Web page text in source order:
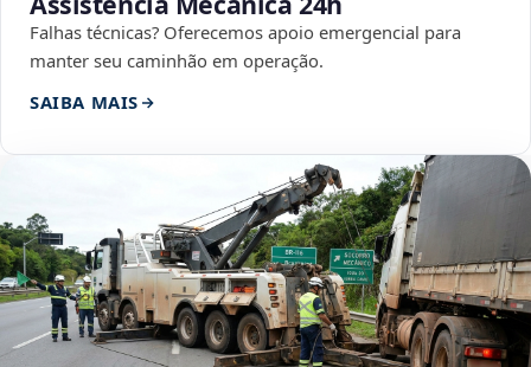
Falhas técnicas? Oferecemos apoio emergencial para
manter seu caminhão em operação.
SAIBA MAIS